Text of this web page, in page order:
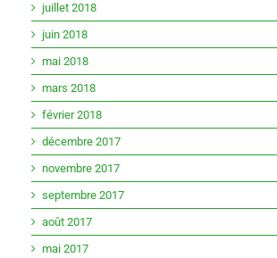
juillet 2018
juin 2018
mai 2018
mars 2018
février 2018
décembre 2017
novembre 2017
septembre 2017
août 2017
mai 2017